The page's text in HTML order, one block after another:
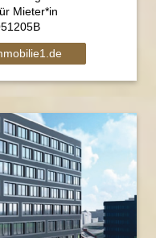
Mieter*in